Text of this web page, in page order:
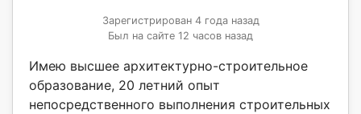
Зарегистрирован 4 года назад
Был на сайте 12 часов назад
Имею высшее архитектурно-строительное
образование, 20 летний опыт
непосредственного выполнения строительных